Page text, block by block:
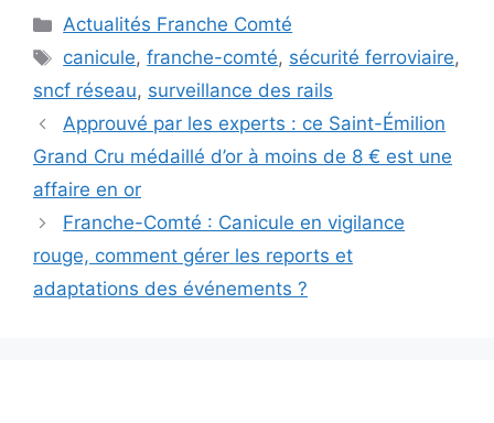
Catégories
Actualités Franche Comté
Étiquettes
canicule,franche-comté, sécurité ferroviaire,
sncf réseau, surveillance des rails
Approuvé par les experts : ce Saint-Émilion
Grand Cru médaillé d’or à moins de 8 € est une
affaire en or
Franche-Comté : Canicule en vigilance
rouge, comment gérer les reports et
adaptations des événements ?